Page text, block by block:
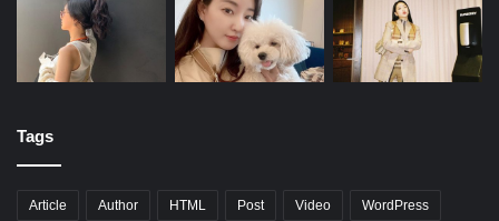
Tags
Article Author HTML Post Video WordPress